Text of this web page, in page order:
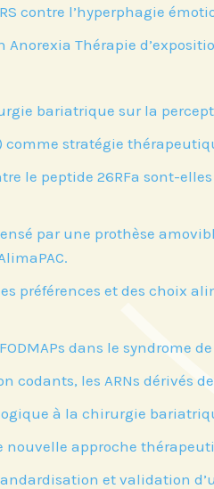
contre l’hyperphagie
Thérapie
bariatrique sur la
comme stratégie
le peptide 26RFa sont-
par une prothèse
préférences et des choix
dans le
codants, les ARNs
à la chirurgie
nouvelle approche
et validation
sur